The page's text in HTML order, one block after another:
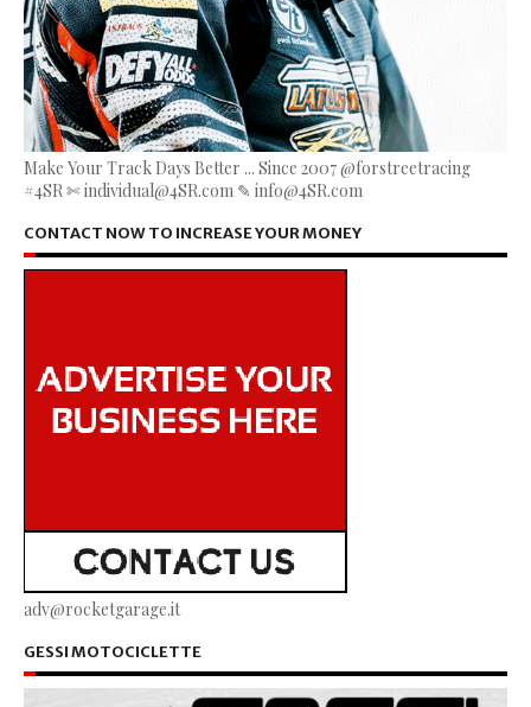
Make Your Track Days Better ... Since 2007 @forstreetracing
#4SR ✄ individual@4SR.com ✎ info@4SR.com
CONTACT NOW TO INCREASE YOUR MONEY
adv@rocketgarage.it
GESSI MOTOCICLETTE